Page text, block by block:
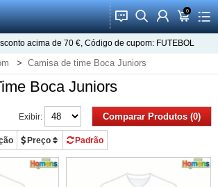
󰂱 󰂨 󰃳 0
󰃦 󰃖
acima de 70 €, Código de cupom: FUTEBOL
Camisa de time Boca Juniors
Boca Juniors
Comparar Produtos (0)
Exibir:
Preço Padrão